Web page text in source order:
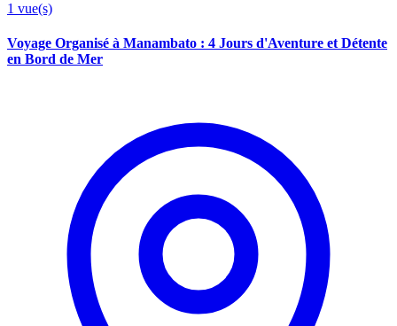
1 vue(s)
Voyage Organisé à Manambato : 4 Jours d'Aventure et Détente
en Bord de Mer